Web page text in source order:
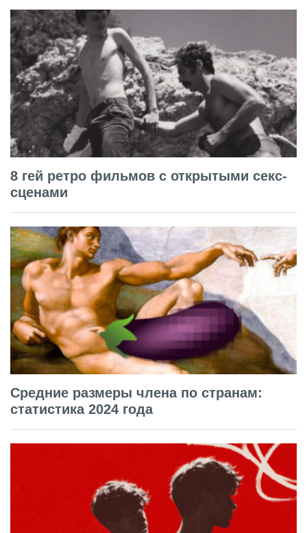
8 гей ретро фильмов с открытыми секс-
сценами
Средние размеры члена по странам:
статистика 2024 года